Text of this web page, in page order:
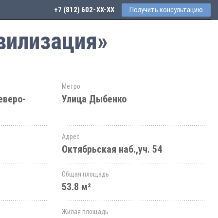
+7 (812) 602-44-77 Получить консультацию
Метро
Улица Дыбенко
Адрес
Октябрьская наб.,уч. 54
Общая площадь
53.8 м²
Жилая площадь